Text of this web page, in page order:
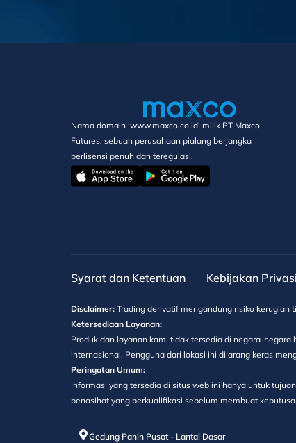
Nama domain ‘www.maxco.co.id’ milik PT Maxco
Futures, sebuah perusahaan pialang berjangka
berlisensi penuh dan teregulasi.
Syarat dan Ketentuan Kebijakan Privasi
Disclaimer: Trading derivatif mengandung risiko kerugian
Ketersediaan Layanan:
Produk dan layanan kami tidak tersedia di negara-
internasional. Pengguna dari lokasi ini dilarang keras
Peringatan Umum:
Informasi yang tersedia di situs web ini hanya untuk
penasihat yang berkualifikasi sebelum membuat
Gedung Panin Pusat - Lantai Dasar